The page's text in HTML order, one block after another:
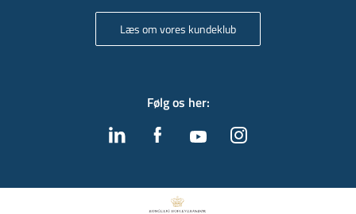
Læs om vores kundeklub
Følg os her: